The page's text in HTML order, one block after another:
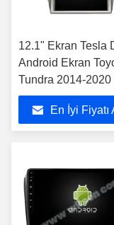
12.1" Ekran Tesla
Android Ekran
Tundra 2014-2020
Multimedia Stereo
Carplay Player
En İyi Fiyatı